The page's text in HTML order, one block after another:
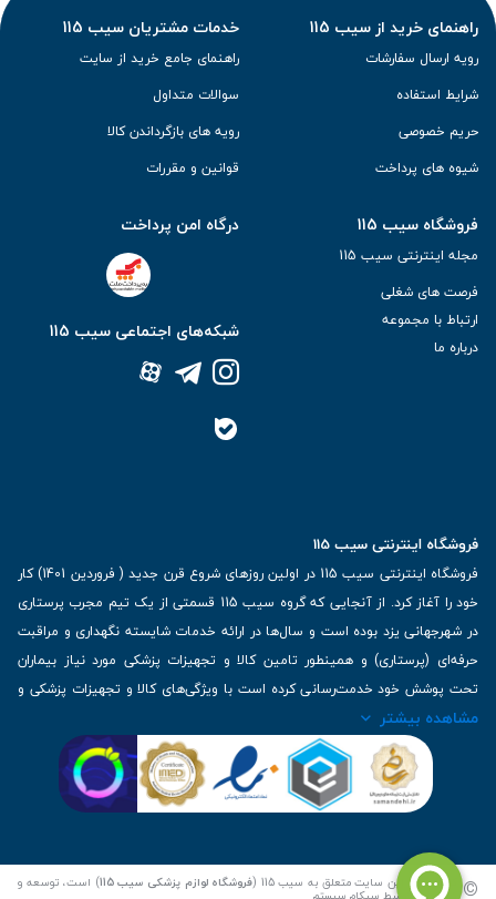
راهنمای خرید از سیب 115
رویه ارسال سفارشات
شرایط استفاده
حریم خصوصی
شیوه های پرداخت
خدمات مشتریان سیب 115
راهنمای جامع خرید از سایت
سوالات متداول
رویه های بازگرداندن کالا
قوانین و مقررات
فروشگاه سیب 115
مجله اینترنتی سیب 115
فرصت های شغلی
ارتباط با مجموعه
درباره ما
درگاه امن پرداخت
شبکه‌های اجتماعی سیب 115
فروشگاه اینترنتی سیب 115
فروشگاه اینترنتی سیب 115 در اولین روزهای شروع قرن جدید ( فروردین 1401) کار
خود را آغاز کرد. از آنجایی که گروه سیب 115 قسمتی از یک تیم مجرب پرستاری
در شهرجهانی یزد بوده است و سال‌ها در ارائه خدمات شایسته نگهداری و مراقبت
حرفه‌ای (پرستاری) و همینطور تامین کالا و تجهیزات پزشکی مورد نیاز بیماران
تحت پوشش خود خدمت‌رسانی کرده است با ویژگی‌های کالا و تجهیزات پزشکی و
برترین برندهای موجود در بازار اطلاعات بسیار ارزشمندی را دارا می‌باشد
| تلفن تماس : 36333383-035 | ایمیل: Info@Sib115.com
مشاهده بیشتر
© کلیه حقوق این سایت متعلق به سیب 115 ( فروشگاه لوازم پزشکی سیب 115 ) است، توسعه و